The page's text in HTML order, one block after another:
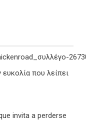
που λείπει
invita a perderse